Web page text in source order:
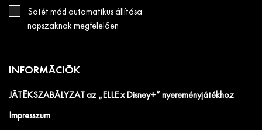
Sötét mód automatikus állítása
napszaknak megfelelően
INFORMÁCIÓK
JÁTÉKSZABÁLYZAT az „ELLE x Disney+” nyereményjátékhoz
Impresszum